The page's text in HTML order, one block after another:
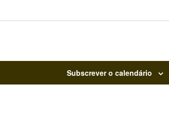
Subscrever o calendário